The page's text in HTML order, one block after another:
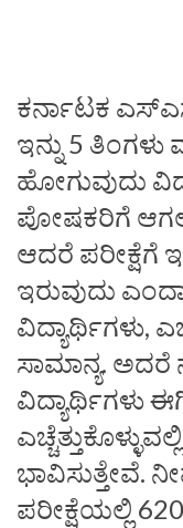
ಕರ್ನಾಟಕ
ಇನ್ನು 5
ಹೋಗುವುದು
ಪೋಷಕರಿಗೆ ಆಗಲಿ
ಆದರೆ ಪರೀಕ್ಷೆಗೆ
ಇರುವುದು
ವಿದ್ಯಾರ್ಥಿಗಳು,
ಸಾಮಾನ್ಯ.
ವಿದ್ಯಾರ್ಥಿಗಳು
ಭಾವಿಸುತ್ತೇವೆ.
ಪರೀಕ್ಷೆಯಲ್ಲಿ